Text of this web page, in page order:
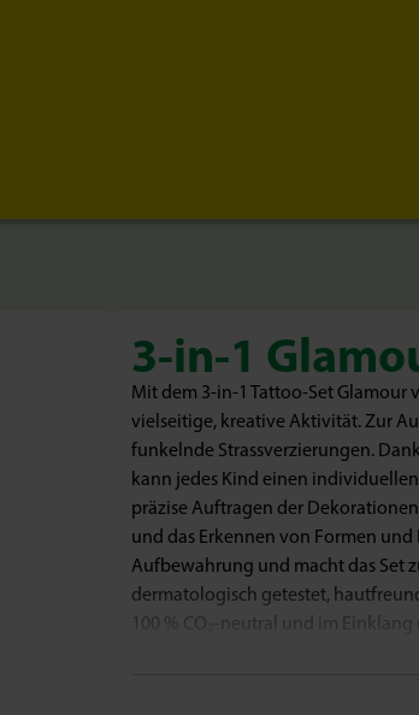
3-in-1
Mit dem 3-in-1 Tattoo-Set Glamour
vielseitige, kreative Aktivität. Zur
funkelnde Strassverzierungen.
kann jedes Kind einen
präzise Auftragen der
und das Erkennen von Formen
Aufbewahrung und macht das Set
dermatologisch getestet,
100 % CO₂-neutral und im